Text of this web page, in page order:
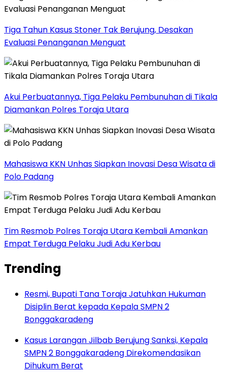
Tiga Tahun Kasus Stoner Tak Berujung, Desakan
Evaluasi Penanganan Menguat
Akui Perbuatannya, Tiga Pelaku Pembunuhan di Tikala
Diamankan Polres Toraja Utara
Mahasiswa KKN Unhas Siapkan Inovasi Desa Wisata di
Polo Padang
Tim Resmob Polres Toraja Utara Kembali Amankan
Empat Terduga Pelaku Judi Adu Kerbau
Trending
Resmi, Bupati Tana Toraja Jatuhkan Hukuman
Disiplin Berat kepada Kepala SMPN 2
Bonggakaradeng
Kasus Larangan Jilbab Berujung Sanksi, Kepala
SMPN 2 Bonggakaradeng Direkomendasikan
Dihukum Berat